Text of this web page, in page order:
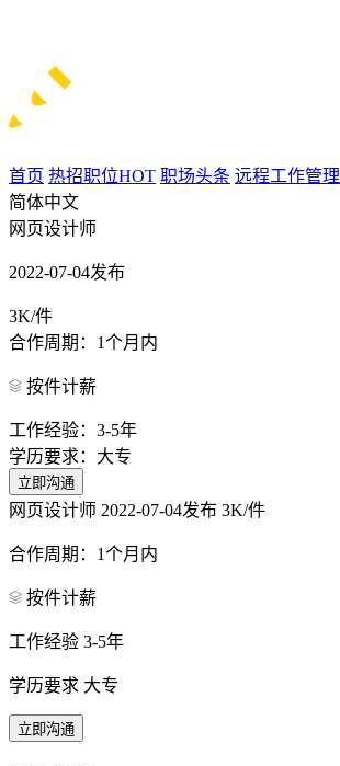
首页 热招职位HOT 职场头条 远程工作管理
简体中文
网页设计师
2022-07-04发布
3K/件
合作周期：1个月内
按件计薪
工作经验：3-5年
学历要求：大专
立即沟通
网页设计师 2022-07-04发布 3K/件
合作周期：1个月内
按件计薪
工作经验 3-5年
学历要求 大专
立即沟通